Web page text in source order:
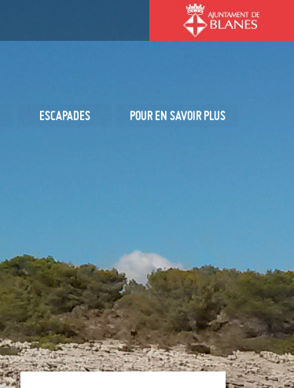
ESCAPADES POUR EN SAVOIR PLUS